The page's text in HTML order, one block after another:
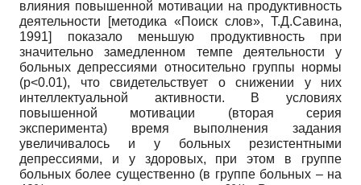
влияния повышенной мотивации на продуктивность
деятельности [методика «Поиск слов», Т.Д.Савина,
1991] показало меньшую продуктивность при
значительно замедленном темпе деятельности у
больных депрессиями относительно группы нормы
(p<0.01), что свидетельствует о снижении у них
интеллектуальной активности. В условиях
повышенной мотивации (вторая серия
эксперимента) время выполнения задания
увеличивалось и у больных резистентными
депрессиями, и у здоровых, при этом в группе
больных более существенно (в группе больных – на